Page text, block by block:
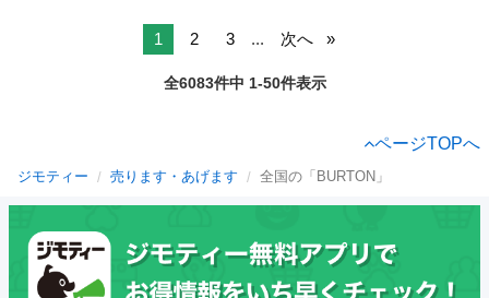
1 2 3 ... 次へ
全6083件中 1-50件表示
ページTOPへ
ジモティー 売ります・あげます 全国の「BURTON」